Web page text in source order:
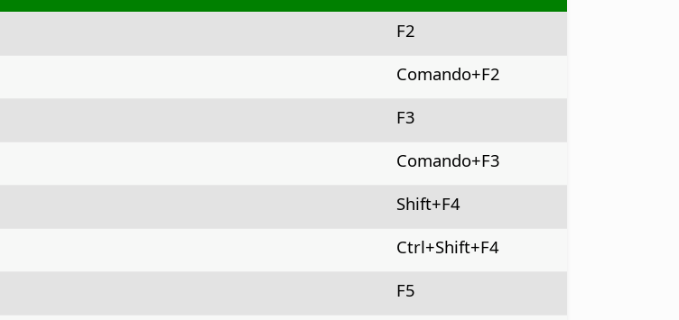
F2
Comando+F2
F3
Comando+F3
Shift+F4
Ctrl+Shift+F4
F5